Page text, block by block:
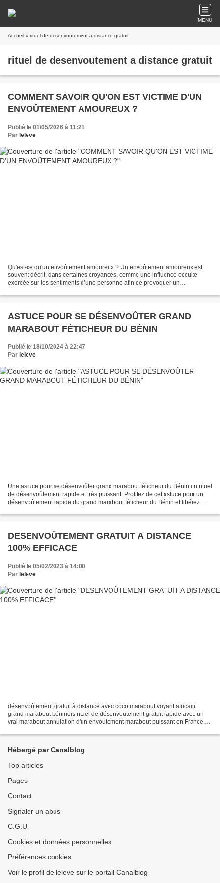
MENU
Accueil » rituel de desenvoutement a distance gratuit
rituel de desenvoutement a distance gratuit
COMMENT SAVOIR QU'ON EST VICTIME D'UN
ENVOÛTEMENT AMOUREUX ?
Publié le 01/05/2026 à 11:21
Par leleve
Qu'est-ce qu'un envoûtement amoureux ? Un envoûtement amoureux est
souvent décrit, dans certaines croyances, comme une influence occulte
exercée sur les sentiments d’une personne afin de provoquer un
ASTUCE POUR SE DÉSENVOÛTER GRAND
MARABOUT FÉTICHEUR DU BÉNIN
Publié le 18/10/2024 à 22:47
Par leleve
Une astuce pour se désenvoûter grand marabout féticheur du Bénin un rituel
de désenvoûtement rapide et très puissant. Profitez de cet astuce pour un
désenvoûtement rapide du grand marabout féticheur du Bénin et libérez
DESENVOÛTEMENT GRATUIT A DISTANCE
100% EFFICACE
Publié le 05/02/2023 à 14:00
Par leleve
désenvoûtement gratuit à distance avec coco marabout voyant africain
grand marabout béninois rituel de désenvoutement gratuit rapide avec un
vrai marabout annulation d'un envoutement marabout puissant en France.
Hébergé par Canalblog
Top articles
Pages
Contact
Signaler un abus
C.G.U.
Cookies et données personnelles
Préférences cookies
Voir le profil de leleve sur le portail Canalblog